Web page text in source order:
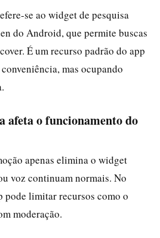
se ao widget de pesquisa
do Android, que permite buscas
É um recurso padrão do app
mas ocupando
afeta o funcionamento do
apenas elimina o widget
voz continuam normais. No
pode limitar recursos como o
moderação.